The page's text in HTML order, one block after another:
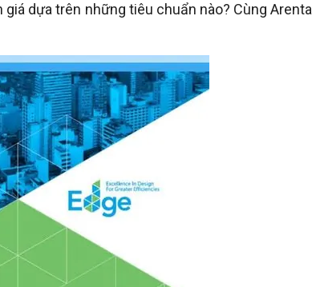
dựa trên những tiêu chuẩn nào? Cùng Arental